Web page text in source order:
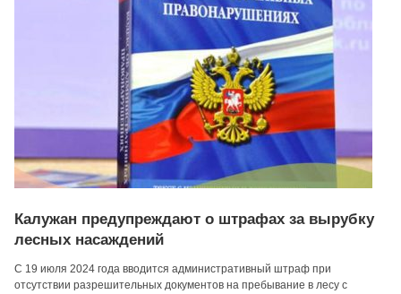
Калужан предупреждают о штрафах за вырубку
лесных насаждений
С 19 июля 2024 года вводится административный штраф при
отсутствии разрешительных документов на пребывание в лесу с